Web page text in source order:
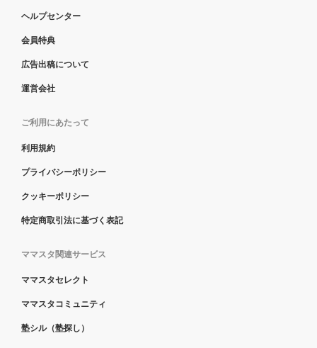
ヘルプセンター
会員特典
広告出稿について
運営会社
ご利用にあたって
利用規約
プライバシーポリシー
クッキーポリシー
特定商取引法に基づく表記
ママスタ関連サービス
ママスタセレクト
ママスタコミュニティ
塾シル（塾探し）